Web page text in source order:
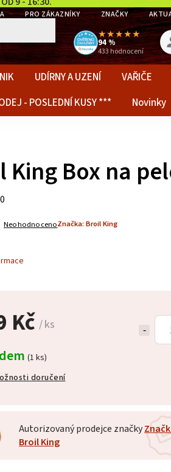
PRO ZÁKAZNÍKY ZNAČKY
★★★★★
94 %
433 hodnocení
UDÍRNY A UZENÍ VAŘIČE
- POSLEDNÍ KUSY *** Novinky
Kč / ks
(1 ks)
doručení
King Box na
NeohodnocenoZnačka:Broil King
Autorizovaný prodejce značky
Broil King